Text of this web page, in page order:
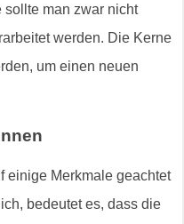
sollte man zwar nicht
werden. Die Kerne
um einen neuen
einige Merkmale geachtet
bedeutet es, dass die